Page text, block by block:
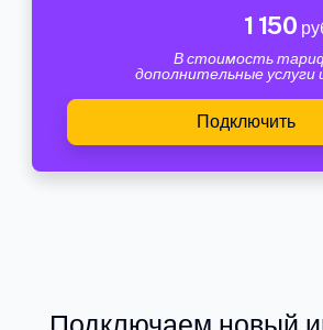
1 150
В стоимость
дополнительные услуги
Подключить